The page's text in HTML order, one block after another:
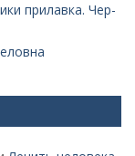
прилавка. Чер­